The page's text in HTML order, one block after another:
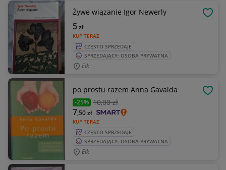
Żywe wiązanie Igor Newerly
KUP TERAZ
5zł
CZĘSTO SPRZEDAJE
SPRZEDAJĄCY: OSOBA PRYWATNA
Ełk
po prostu razem Anna Gavalda
-25% 10,00 zł
KUP TERAZ
7,50zł
CZĘSTO SPRZEDAJE
SPRZEDAJĄCY: OSOBA PRYWATNA
Ełk